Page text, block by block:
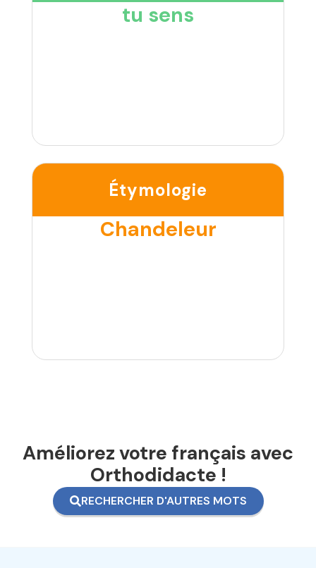
tu sens
Étymologie
Chandeleur
Améliorez votre français avec
Orthodidacte !
RECHERCHER D'AUTRES MOTS